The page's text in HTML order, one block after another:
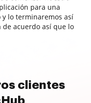
para una
lo terminaremos así
acuerdo así que lo
clientes